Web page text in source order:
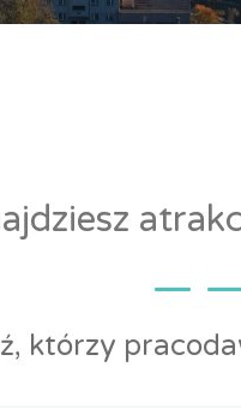
którzy